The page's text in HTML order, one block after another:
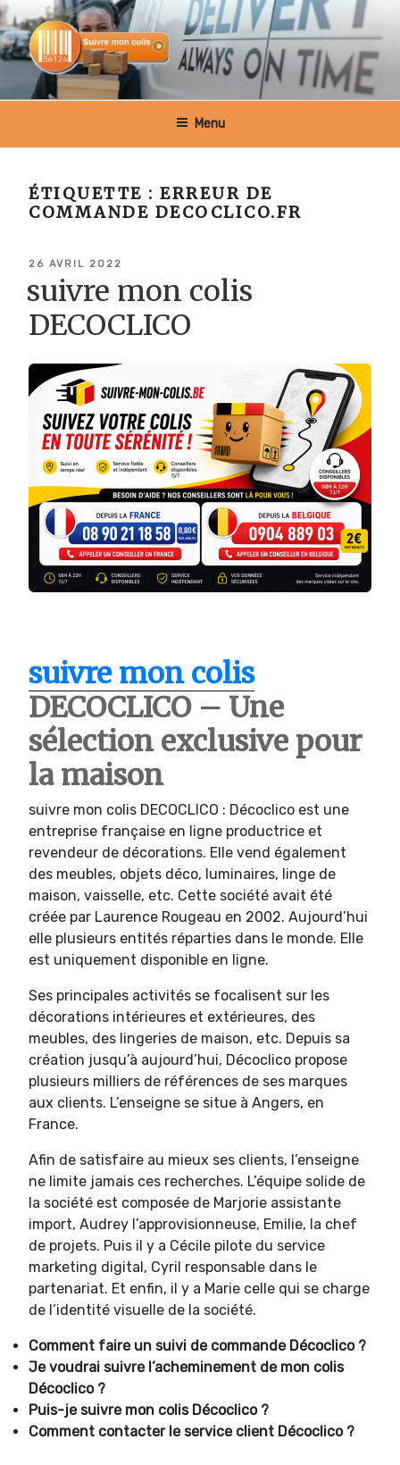
Aller
au
contenu
principal
SUIVRE MON COLIS BELGIQUE
Menu
ÉTIQUETTE :ERREUR DE
COMMANDE DECOCLICO.FR
PUBLIÉ
26 AVRIL 2022
suivre mon colis
DECOCLICO
suivre mon colis
DECOCLICO – Une
sélection exclusive pour
la maison
suivre mon colis DECOCLICO : Décoclico est une
entreprise française en ligne productrice et
revendeur de décorations. Elle vend également
des meubles, objets déco, luminaires, linge de
maison, vaisselle, etc. Cette société avait été
créée par Laurence Rougeau en 2002. Aujourd’hui
elle plusieurs entités réparties dans le monde. Elle
est uniquement disponible en ligne.
Ses principales activités se focalisent sur les
décorations intérieures et extérieures, des
meubles, des lingeries de maison, etc. Depuis sa
création jusqu’à aujourd’hui, Décoclico propose
plusieurs milliers de références de ses marques
aux clients. L’enseigne se situe à Angers, en
France.
Afin de satisfaire au mieux ses clients, l’enseigne
ne limite jamais ces recherches. L’équipe solide de
la société est composée de Marjorie assistante
import, Audrey l’approvisionneuse, Emilie, la chef
de projets. Puis il y a Cécile pilote du service
marketing digital, Cyril responsable dans le
partenariat. Et enfin, il y a Marie celle qui se charge
de l’identité visuelle de la société.
Comment faire un suivi de commande Décoclico ?
Je voudrai suivre l’acheminement de mon colis
Décoclico ?
Puis-je suivre mon colis Décoclico ?
Comment contacter le service client Décoclico ?